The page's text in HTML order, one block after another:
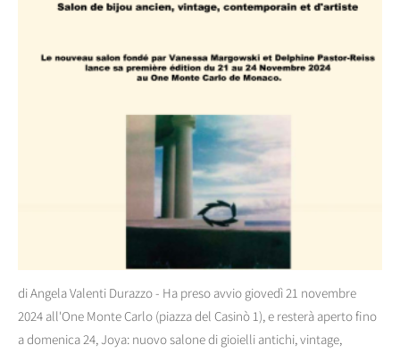
di Angela Valenti Durazzo - Ha preso avvio giovedì 21 novembre
2024 all'One Monte Carlo (piazza del Casinò 1), e resterà aperto fino
a domenica 24, Joya: nuovo salone di gioielli antichi, vintage,